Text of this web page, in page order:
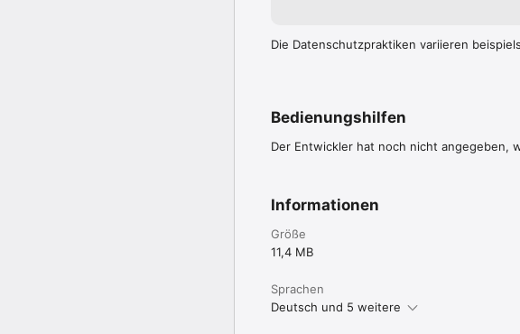
Die Datenschutzpraktiken variieren
Bedienungshilfen
Der Entwickler hat noch nicht angegeben,
Informationen
Größe
11,4 MB
Sprachen
Deutsch und 5 weitere